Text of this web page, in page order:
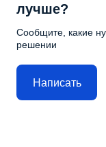
лучше?
Сообщите, какие
решении
Написать